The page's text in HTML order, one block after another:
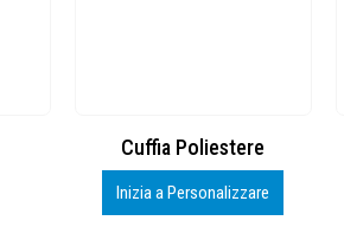
BS600 – 5139960
Personalizza